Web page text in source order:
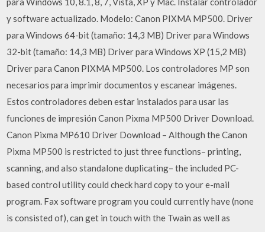
y software actualizado. Modelo: Canon PIXMA MP500. Driver
para Windows 64-bit (tamaño: 14,3 MB) Driver para Windows
32-bit (tamaño: 14,3 MB) Driver para Windows XP (15,2 MB)
Driver para Canon PIXMA MP500. Los controladores MP son
necesarios para imprimir documentos y escanear imágenes.
Estos controladores deben estar instalados para usar las
funciones de impresión Canon Pixma MP500 Driver Download.
Canon Pixma MP610 Driver Download – Although the Canon
Pixma MP500 is restricted to just three functions– printing,
scanning, and also standalone duplicating– the included PC-
based control utility could check hard copy to your e-mail
program. Fax software program you could currently have (none
is consisted of), can get in touch with the Twain as well as